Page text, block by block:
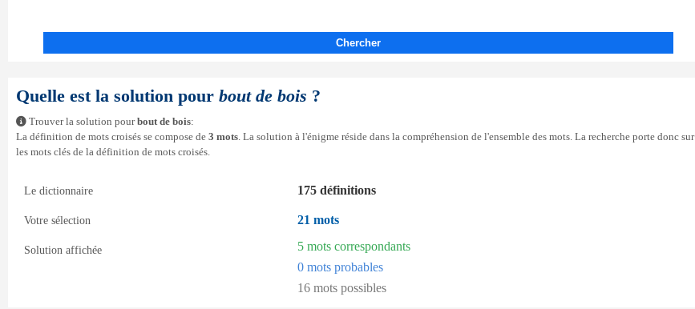
Chercher
Quelle est la solution pour bout de bois ?
Trouver la solution pourbout de bois:
La définition de mots croisés se compose de 3 mots. La solution à l'énigme réside dans la compréhension de l'ensemble des mots. La recherche porte donc sur
les mots clés de la définition de mots croisés.
Le dictionnaire 175 définitions
Votre sélection 21 mots
Solution affichée
5 mots correspondants
0 mots probables
16 mots possibles